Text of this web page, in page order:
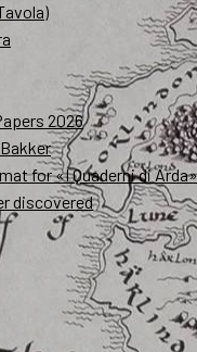
2026
for «I Quaderni di Arda»
discovered